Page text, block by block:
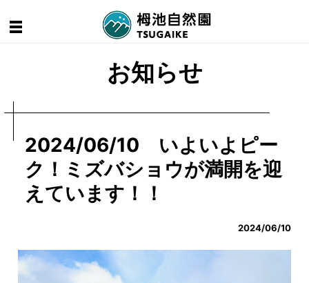
お知らせ
2024/06/10 いよいよピー
ク！ミズバショウが満開を迎
えています！！
2024/06/10